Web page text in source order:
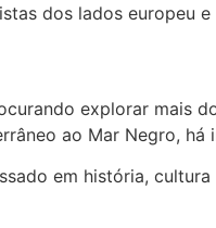
dos lados europeu
explorar mais
ao Mar Negro,
em história,